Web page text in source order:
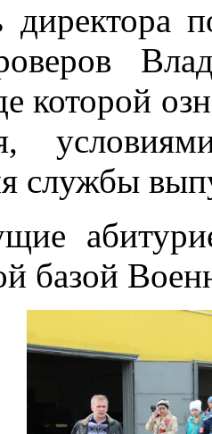
директора
которой
службы
базой